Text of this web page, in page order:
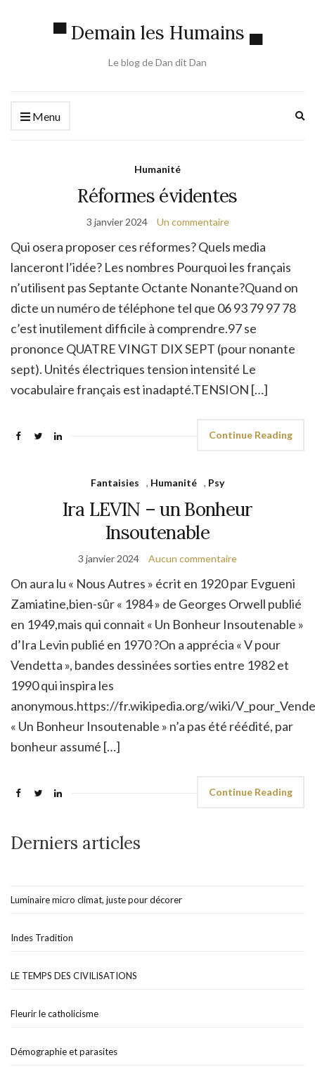
▀ Demain les Humains ▄
Le blog de Dan dit Dan
Menu
Humanité
Réformes évidentes
3 janvier 2024 Un commentaire
Qui osera proposer ces réformes? Quels media
lanceront l’idée? Les nombres Pourquoi les français
n’utilisent pas Septante Octante Nonante?Quand on
dicte un numéro de téléphone tel que 06 93 79 97 78
c’est inutilement difficile à comprendre.97 se
prononce QUATRE VINGT DIX SEPT (pour nonante
sept). Unités électriques tension intensité Le
vocabulaire français est inadapté.TENSION […]
Continue Reading
Fantaisies , Humanité , Psy
Ira LEVIN – un Bonheur
Insoutenable
3 janvier 2024 Aucun commentaire
On aura lu « Nous Autres » écrit en 1920 par Evgueni
Zamiatine,bien-sûr « 1984 » de Georges Orwell publié
en 1949,mais qui connait « Un Bonheur Insoutenable »
d’Ira Levin publié en 1970 ?On a apprécia « V pour
Vendetta », bandes dessinées sorties entre 1982 et
1990 qui inspira les
anonymous.https://fr.wikipedia.org/wiki/
« Un Bonheur Insoutenable » n’a pas été réédité, par
bonheur assumé […]
Continue Reading
Derniers articles
Luminaire micro climat, juste pour décorer
Indes Tradition
LE TEMPS DES CIVILISATIONS
Fleurir le catholicisme
Démographie et parasites